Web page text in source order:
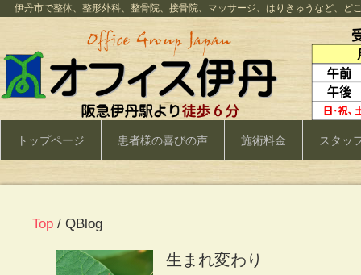
伊丹市で整体、整形外科、整骨院、接骨院、マッサージ、はりきゅうなど、
トップページ 患者様の喜びの声 施術料金 スタッ
Top / QBlog
生まれ変わり